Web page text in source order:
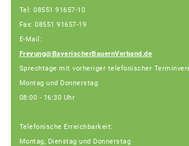
Tel: 08551 91657-10
Fax: 08551 91657-19
E-Mail:
Freyung@BayerischerBauernVerband.de
Sprechtage mit vorheriger telefonischer
Montag und Donnerstag
08:00 - 16:30 Uhr
Telefonische Erreichbarkeit:
Montag, Dienstag und Donnerstag